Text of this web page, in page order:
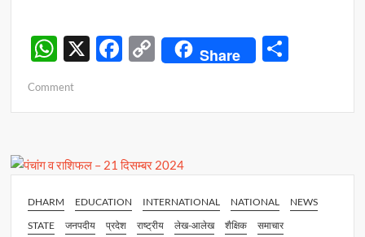
W
h
at
A
p
p
X
F
o
o
k
C
o
Li
n
k
Share
Commenton
जाता
सीता
स्वयंवर
DHARM EDUCATION INTERNATIONAL NATIONAL
NEWS
STATE
जनपदीय प्रदेश राष्ट्रीय लेख-आलेख शैक्षिक
समाचार